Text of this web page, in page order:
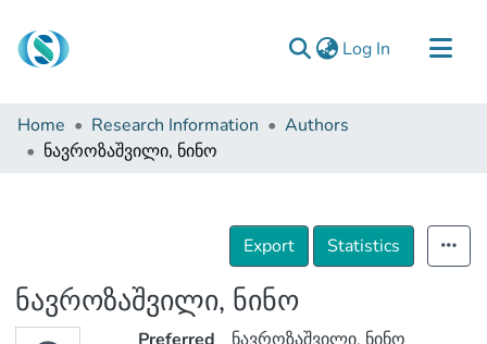
Log In (current)
Communities & Collections
Browse
Home Research Information
Authors
ნავროზაშვილი, ნინო
Export Statistics
ნავროზაშვილი, ნინო